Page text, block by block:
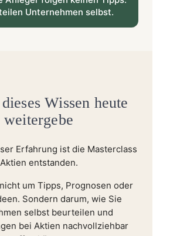
Unternehmen selbst.
Wissen heute
weitergebe
Erfahrung ist die Masterclass
Aktien entstanden.
um Tipps, Prognosen oder
Sondern darum, wie Sie
selbst beurteilen und
bei Aktien nachvollziehbar